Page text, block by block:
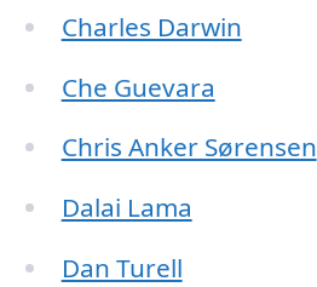
Charles Darwin
Che Guevara
Chris Anker Sørensen
Dalai Lama
Dan Turell